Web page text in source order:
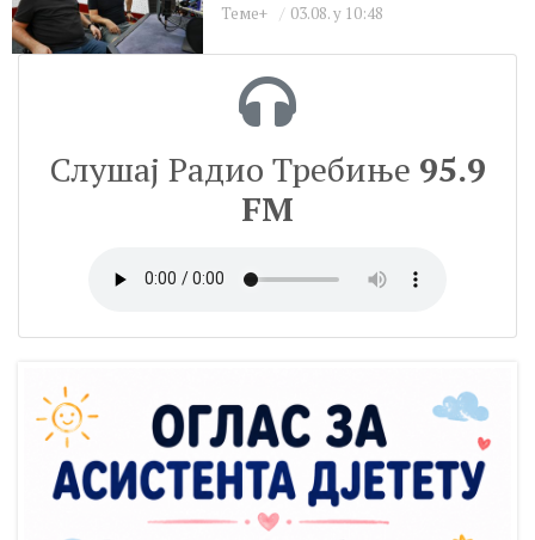
Теме+ 03.08. у 10:48
Слушај Радио Требиње 95.9
FM